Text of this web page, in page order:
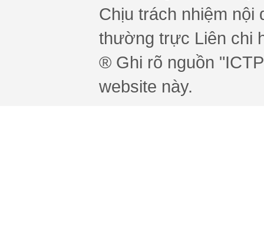
Chịu trách nhiệm nội
thường trực Liên chi
® Ghi rõ nguồn
website này.